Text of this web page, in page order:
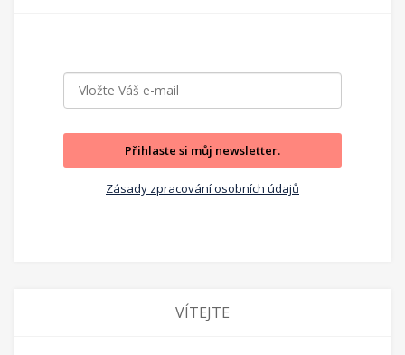
Přihlaste si můj newsletter.
Zásady zpracování osobních údajů
VÍTEJTE